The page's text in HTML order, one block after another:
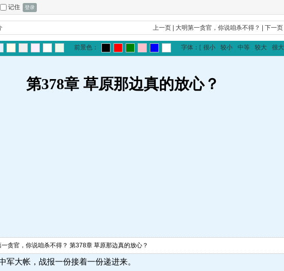
记住
上一页 大明第一贪官，你说咱杀不得？ |下一页
前景色： 字体： [ 很小 较小 中等 较大 很大
第378章 草原那边真的放心？
贪官，你说咱杀不得？ 第378章 草原那边真的放心？
大帐，战报一份接着一份递进来。